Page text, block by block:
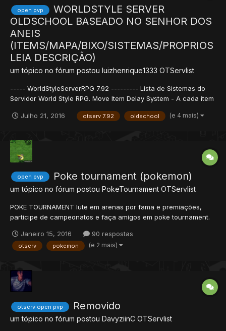
open pvp
WORLDSTYLE SERVER
OLDSCHOOL BASEADO NO SENHOR DOS
ANEIS
(ITEMS/MAPA/BIXO/SISTEMAS/PROPRIOS
LEIA DESCRIÇÃO)
um tópico no fórum postou luizhenrique1333 OTServlist
----- WorldStyleServerRPG 7.92 --------- Lista de Sistemas do
Servidor World Style RPG. Move Item Delay System - A cada item
para que possa mover um item novamente. Kick System - Agora
Julho 21, 2016 otserv 7.92 oldschool (e 4 mais)
open pvp Poke tournament (pokemon)
um tópico no fórum postou PokeTournament OTServlist
POKE TOURNAMENT lute em arenas por fama e premiações,
participe de campeonatos e faça amigos em poke tournament.
Em poke tournament você encontrara um novo estilo de jogo
entre os Poketibias, nele você poderá controlar seu pokemo...
Janeiro 15, 2016 90 respostas
otserv pokemon (e 2 mais)
otserv open pvp Removido
um tópico no fórum postou DavyziinC OTServlist